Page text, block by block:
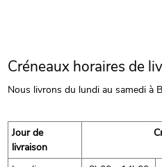
Créneaux horaires de
Nous livrons du lundi au samedi à
Jour de
livraison